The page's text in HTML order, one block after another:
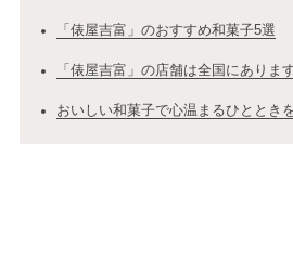
「俵屋吉富」のおすすめ和菓子5選
「俵屋吉富」の店舗は全国にありま
おいしい和菓子で心温まるひととき